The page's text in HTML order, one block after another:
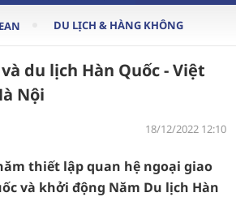
DU LỊCH & HÀNG KHÔNG
du lịch Hàn Quốc - Việt
Nội
18/12/2022 12:10
thiết lập quan hệ ngoại giao
và khởi động Năm Du lịch Hàn